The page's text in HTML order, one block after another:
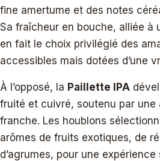
fine amertume et des notes
Sa fraîcheur en bouche, alliée à
en fait le choix privilégié des
accessibles mais dotées d’une
À l’opposé, la Paillette IPA
fruité et cuivré, soutenu par une
franche. Les houblons
arômes de fruits exotiques, de
d’agrumes, pour une expérience